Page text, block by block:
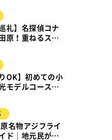
礼】名探偵コナ
原！重ねるスタ
原・箱根・湯河
OK】初めての小
モデルコース｜
名物アジフライ
ド｜地元民が通